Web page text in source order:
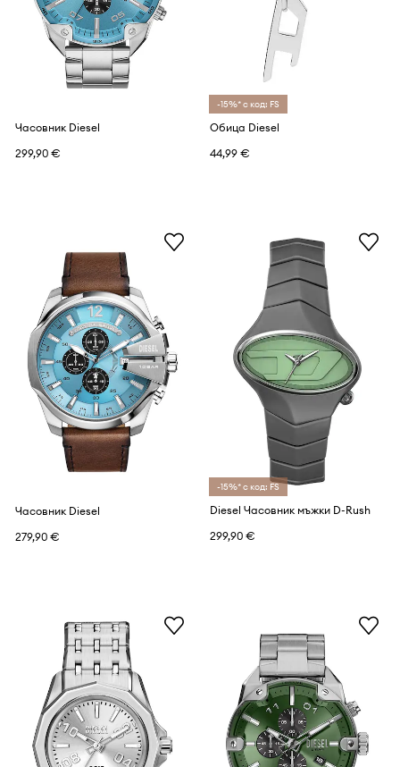
Часовник Diesel
299,90 €
-15%* с код: FS
Обица Diesel
44,99 €
Часовник Diesel
279,90 €
-15%* с код: FS
Diesel Часовник мъжки D-Rush
299,90 €